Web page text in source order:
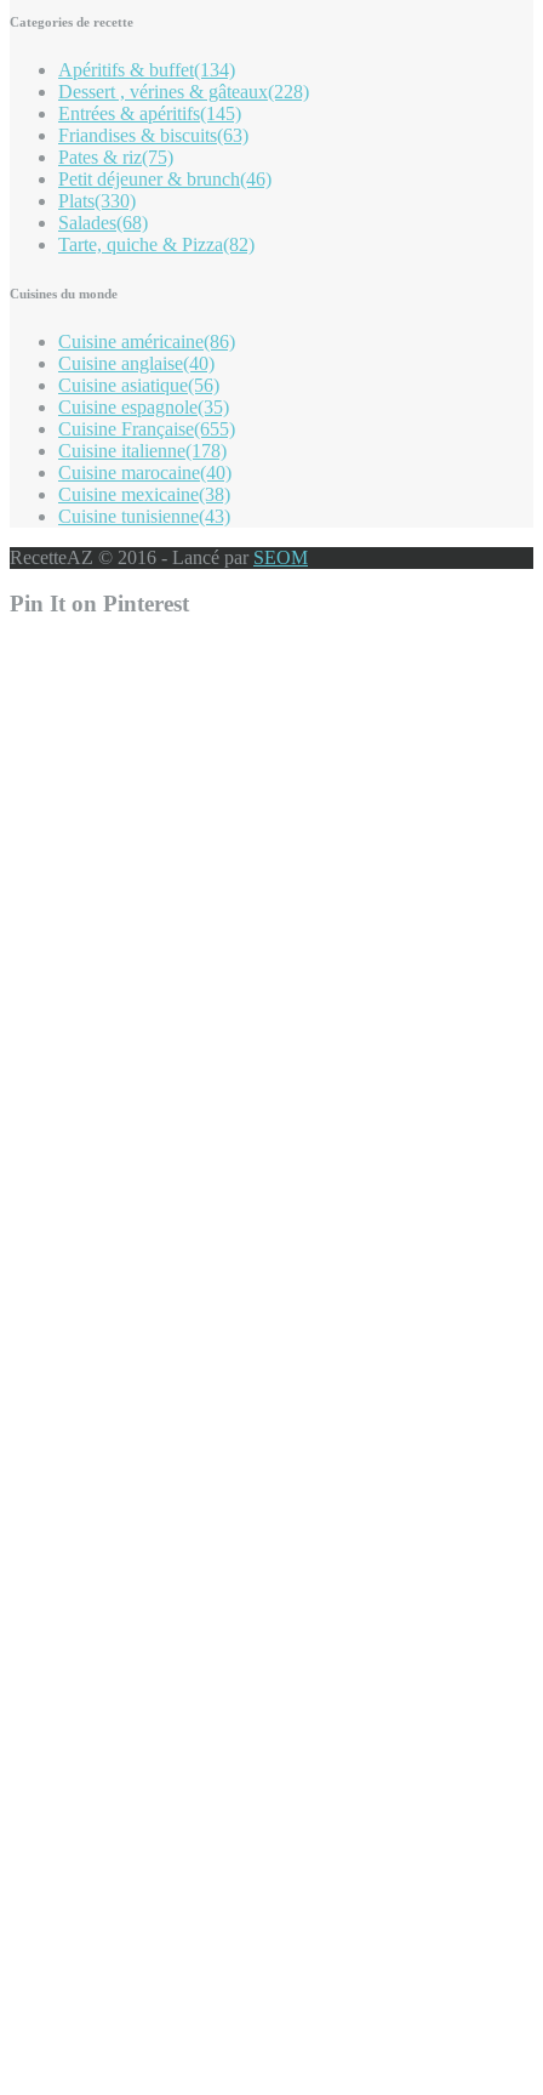
Categories de recette
Apéritifs & buffet(134)
Dessert , vérines & gâteaux(228)
Entrées & apéritifs(145)
Friandises & biscuits(63)
Pates & riz(75)
Petit déjeuner & brunch(46)
Plats(330)
Salades(68)
Tarte, quiche & Pizza(82)
Cuisines du monde
Cuisine américaine(86)
Cuisine anglaise(40)
Cuisine asiatique(56)
Cuisine espagnole(35)
Cuisine Française(655)
Cuisine italienne(178)
Cuisine marocaine(40)
Cuisine mexicaine(38)
Cuisine tunisienne(43)
RecetteAZ © 2016 - Lancé par SEOM
Pin It on Pinterest